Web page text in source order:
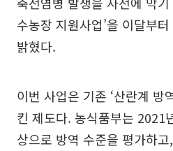
수농장 지원사업’을 이달부
밝혔다.
이번 사업은 기존 ‘산란계 방
킨 제도다. 농식품부는 2021
상으로 방역 수준을 평가하